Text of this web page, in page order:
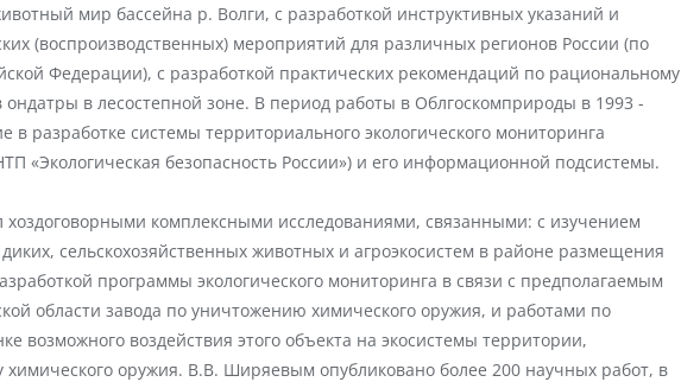
мир бассейна р. Волги, с разработкой инструктивных указаний и
(воспроизводственных) мероприятий для различных регионов России (по
Федерации), с разработкой практических рекомендаций по рациональному
ондатры в лесостепной зоне. В период работы в Облгоскомприроды в 1993 -
в разработке системы территориального экологического мониторинга
«Экологическая безопасность России») и его информационной подсистемы.
хоздоговорными комплексными исследованиями, связанными: с изучением
сельскохозяйственных животных и агроэкосистем в районе размещения
программы экологического мониторинга в связи с предполагаемым
области завода по уничтожению химического оружия, и работами по
возможного воздействия этого объекта на экосистемы территории,
оружия. В.В. Ширяевым опубликовано более 200 научных работ, в